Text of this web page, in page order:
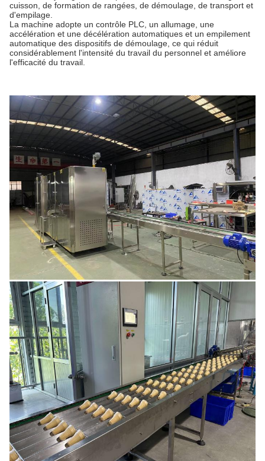
cuisson, de formation de rangées, de démoulage, de transport et
d'empilage.
La machine adopte un contrôle PLC, un allumage, une
accélération et une décélération automatiques et un empilement
automatique des dispositifs de démoulage, ce qui réduit
considérablement l'intensité du travail du personnel et améliore
l'efficacité du travail.